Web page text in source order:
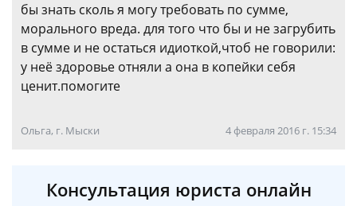
бы знать сколь я могу требовать по сумме,
морального вреда. для того что бы и не загрубить
в сумме и не остаться идиоткой,чтоб не говорили:
у неё здоровье отняли а она в копейки себя
ценит.помогите
Ольга, г. Мыски 4 февраля 2016 г. 15:34
Консультация юриста онлайн